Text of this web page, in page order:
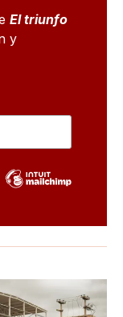
El triunfo
y